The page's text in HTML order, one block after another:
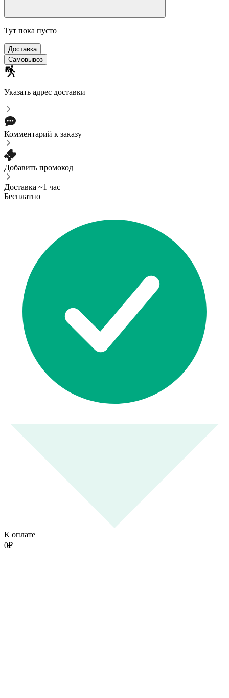
Тут пока пусто
Доставка
Самовывоз
Указать адрес доставки
Комментарий к заказу
Добавить промокод
Доставка ~1 час
Бесплатно
К оплате
0₽